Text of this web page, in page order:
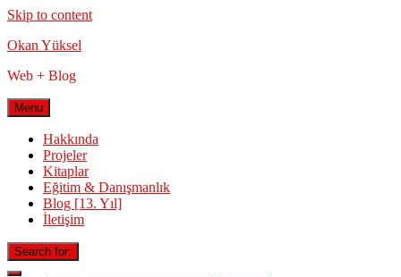
Skip to content
Okan Yüksel
Web + Blog
Menu
Hakkında
Projeler
Kitaplar
Eğitim & Danışmanlık
Blog [13. Yıl]
İletişim
Search for: